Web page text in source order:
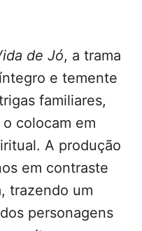
de Jó, a trama
e temente
familiares,
colocam em
A produção
em contraste
trazendo um
personagens